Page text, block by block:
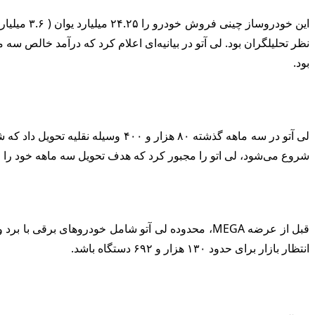
بود.
شروع می‌شود، لی اتو را مجبور کرد که هدف تحویل سه ماهه خود را از ۱۰۰ هزار به ۱۳۰ هزار دستگاه به بین ۷۶ هزار تا ۷۸ هزار دستگاه
انتظار بازار برای حدود ۱۳۰ هزار و ۶۹۲ دستگاه باشد.